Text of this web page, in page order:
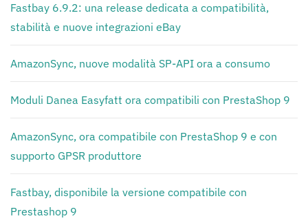
Fastbay 6.9.2: una release dedicata a compatibilità,
stabilità e nuove integrazioni eBay
AmazonSync, nuove modalità SP-API ora a consumo
Moduli Danea Easyfatt ora compatibili con PrestaShop 9
AmazonSync, ora compatibile con PrestaShop 9 e con
supporto GPSR produttore
Fastbay, disponibile la versione compatibile con
Prestashop 9